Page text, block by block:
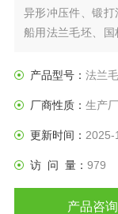
异形冲压件、锻打
船用法兰毛坯、国
产品型号： 法兰
厂商性质： 生产
更新时间： 2025-
访 问 量： 979
产品咨询